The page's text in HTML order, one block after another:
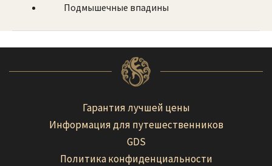
Подмышечные впадины
Гарантия лучшей цены
Информация для путешественников
GDS
Политика конфиденциальности